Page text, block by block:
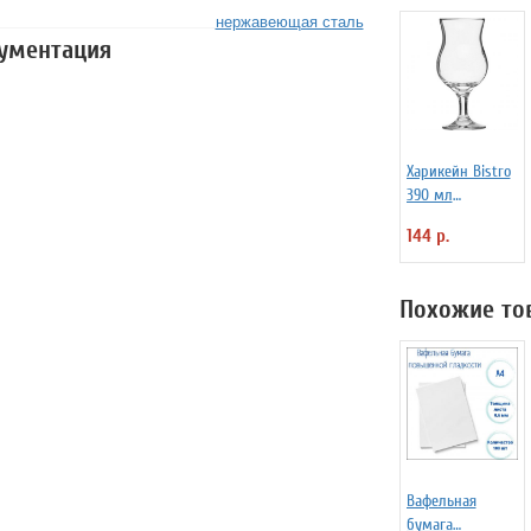
нержавеющая сталь
Харикейн Bistro
390 мл
1150311
144 р.
Похожие
Вафельная
бумага